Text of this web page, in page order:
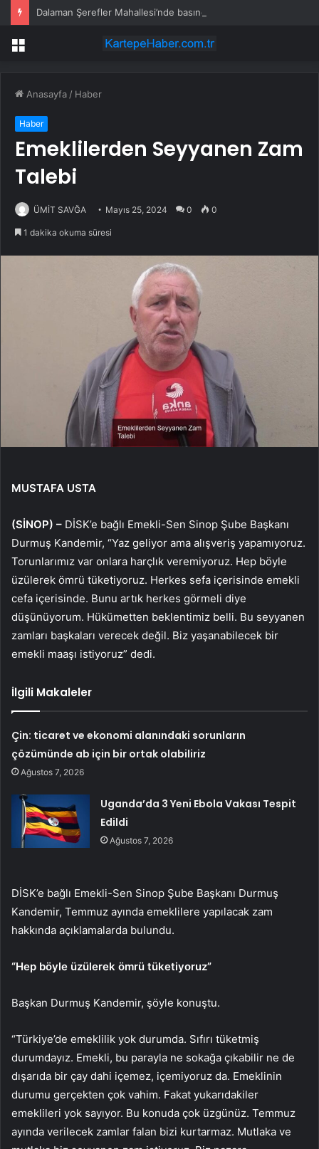
Dalaman Şerefler Mahallesi’nde basınç sorunu giderildi
Menü
Anasayfa / Haber
Haber
Emeklilerden Seyyanen Zam
Talebi
ÜMİT SAVĞA Mayıs 25, 2024 0 0
1 dakika okuma süresi
MUSTAFA USTA
(SİNOP) – DİSK’e bağlı Emekli-Sen Sinop Şube Başkanı
Durmuş Kandemir, “Yaz geliyor ama alışveriş yapamıyoruz.
Torunlarımız var onlara harçlık veremiyoruz. Hep böyle
üzülerek ömrü tüketiyoruz. Herkes sefa içerisinde emekli
cefa içerisinde. Bunu artık herkes görmeli diye
düşünüyorum. Hükümetten beklentimiz belli. Bu seyyanen
zamları başkaları verecek değil. Biz yaşanabilecek bir
emekli maaşı istiyoruz” dedi.
İlgili Makaleler
Çin: ticaret ve ekonomi alanındaki sorunların
çözümünde ab için bir ortak olabiliriz
Ağustos 7, 2026
Uganda’da 3 Yeni Ebola Vakası Tespit
Edildi
Ağustos 7, 2026
DİSK’e bağlı Emekli-Sen Sinop Şube Başkanı Durmuş
Kandemir, Temmuz ayında emeklilere yapılacak zam
hakkında açıklamalarda bulundu.
“Hep böyle üzülerek ömrü tüketiyoruz”
Başkan Durmuş Kandemir, şöyle konuştu.
“Türkiye’de emeklilik yok durumda. Sıfırı tüketmiş
durumdayız. Emekli, bu parayla ne sokağa çıkabilir ne de
dışarıda bir çay dahi içemez, içemiyoruz da. Emeklinin
durumu gerçekten çok vahim. Fakat yukarıdakiler
emeklileri yok sayıyor. Bu konuda çok üzgünüz. Temmuz
ayında verilecek zamlar falan bizi kurtarmaz. Mutlaka ve